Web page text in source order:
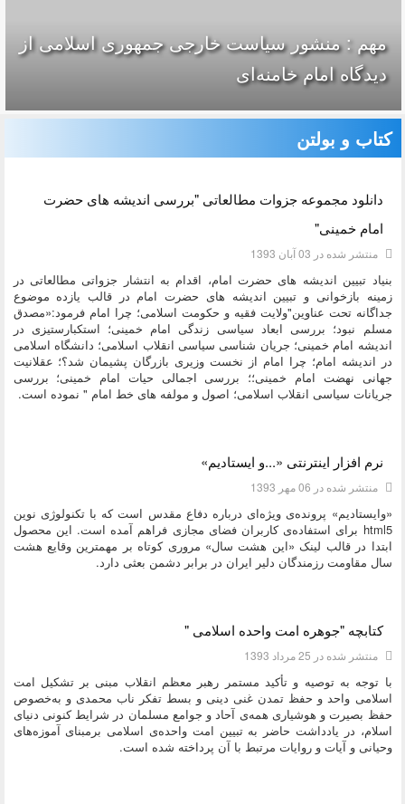
مهم : منشور سیاست خارجی جمهوری اسلامی از
دیدگاه امام خامنه‌ای
کتاب و بولتن
دانلود مجموعه جزوات مطالعاتی "بررسی اندیشه های حضرت
امام خمینی"
منتشر شده در 03 آبان 1393
بنیاد تبیین اندیشه های حضرت امام، اقدام به انتشار جزواتی مطالعاتی در
زمینه بازخوانی و تبیین اندیشه های حضرت امام در قالب یازده موضوع
جداگانه تحت عناوین"ولایت فقیه و حکومت اسلامی؛ چرا امام فرمود:«مصدق
مسلم نبود؛ بررسی ابعاد سیاسی زندگی امام خمینی؛ استکبارستیزی در
اندیشه امام خمینی؛ جریان شناسی سیاسی انقلاب اسلامی؛ دانشگاه اسلامی
در اندیشه امام؛ چرا امام از نخست وزیری بازرگان پشیمان شد؟؛ عقلانیت
جهانی نهضت امام خمینی؛؛ بررسی اجمالی حیات امام خمینی؛ بررسی
جریانات سیاسی انقلاب اسلامی؛ اصول و مولفه های خط امام " نموده است.
نرم افزار اینترنتی «...و ایستادیم»
منتشر شده در 06 مهر 1393
«وایستادیم» پرونده‌ی ویژه‌ای درباره دفاع مقدس است که با تکنولوژی نوین
html5 برای استفاده‌ی کاربران فضای مجازی فراهم آمده است. این محصول
ابتدا در قالب لینک «این هشت سال» مروری کوتاه بر مهمترین وقایع هشت
سال مقاومت رزمندگان دلیر ایران در برابر دشمن بعثی دارد.
کتابچه "جوهره امت واحده اسلامی "
منتشر شده در 25 مرداد 1393
با توجه به توصیه‌ و تأکید مستمر رهبر معظم انقلاب مبنی بر تشکیل امت
اسلامی واحد و حفظ تمدن غنی دینی و بسط تفکر ناب محمدی و به‌خصوص
حفظ بصیرت و هوشیاری همه‌ی آحاد و جوامع مسلمان در شرایط کنونی دنیاى
اسلام، در یادداشت حاضر به تبیین امت واحده‌ی اسلامی برمبنای آموزه‌های
وحیانی و آیات و روایات مرتبط با آن پرداخته شده است.